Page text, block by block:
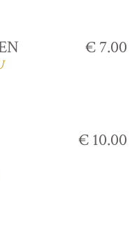
€ 7.00
€ 10.00